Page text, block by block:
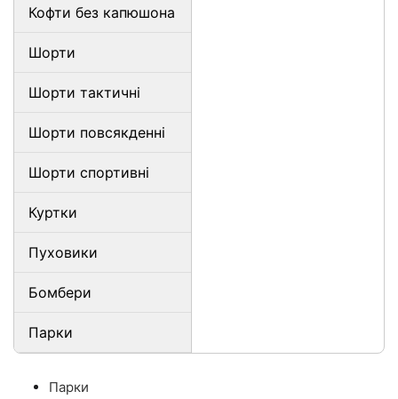
Кофти без капюшона
Шорти
Шорти тактичні
Шорти повсякденні
Шорти спортивні
Куртки
Пуховики
Бомбери
Парки
Парки